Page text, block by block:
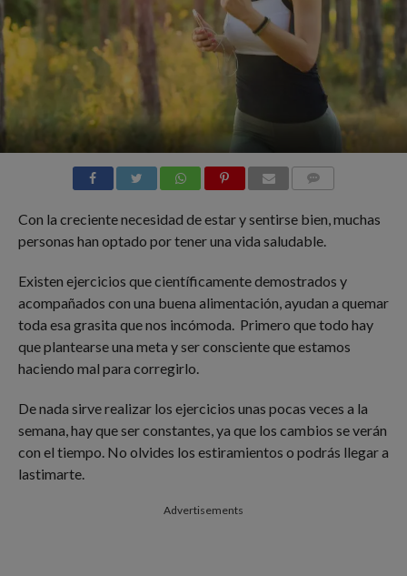
Con la creciente necesidad de estar y sentirse bien, muchas
personas han optado por tener una vida saludable.
Existen ejercicios que científicamente demostrados y
acompañados con una buena alimentación, ayudan a quemar
toda esa grasita que nos incómoda. Primero que todo hay
que plantearse una meta y ser consciente que estamos
haciendo mal para corregirlo.
De nada sirve realizar los ejercicios unas pocas veces a la
semana, hay que ser constantes, ya que los cambios se verán
con el tiempo. No olvides los estiramientos o podrás llegar a
lastimarte.
Advertisements